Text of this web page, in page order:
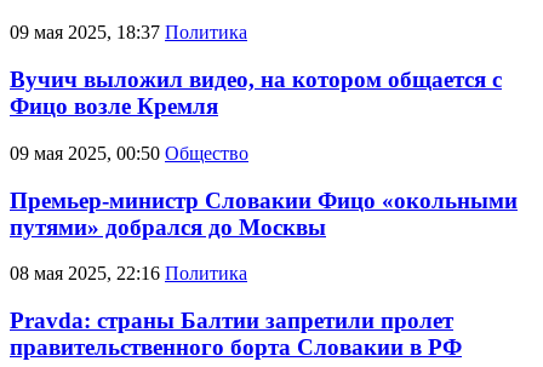
09 мая 2025, 18:37 Политика
Вучич выложил видео, на котором общается с
Фицо возле Кремля
09 мая 2025, 00:50 Общество
Премьер-министр Словакии Фицо «окольными
путями» добрался до Москвы
08 мая 2025, 22:16 Политика
Pravda: страны Балтии запретили пролет
правительственного борта Словакии в РФ